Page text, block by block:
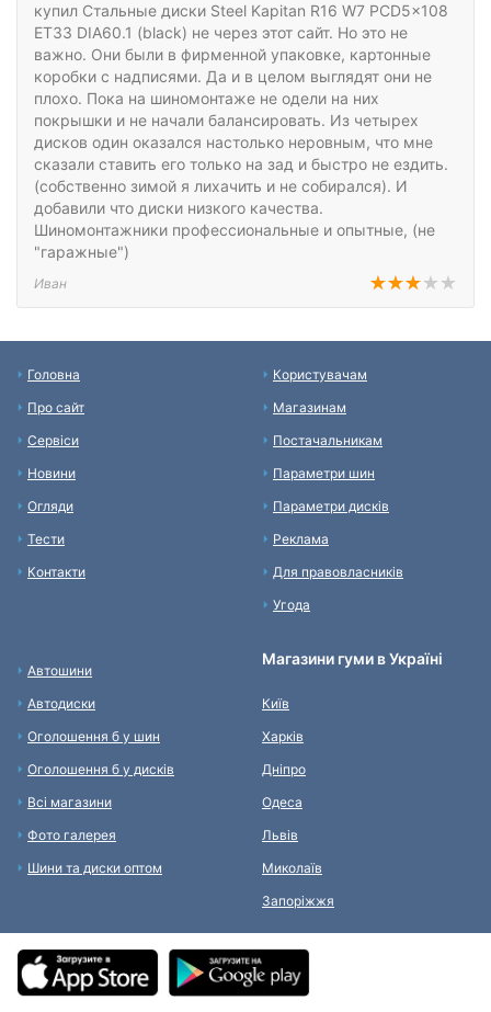
купил Стальные диски Steel Kapitan R16 W7 PCD5x108
ET33 DIA60.1 (black) не через этот сайт. Но это не
важно. Они были в фирменной упаковке, картонные
коробки с надписями. Да и в целом выглядят они не
плохо. Пока на шиномонтаже не одели на них
покрышки и не начали балансировать. Из четырех
дисков один оказался настолько неровным, что мне
сказали ставить его только на зад и быстро не ездить.
(собственно зимой я лихачить и не собирался). И
добавили что диски низкого качества.
Шиномонтажники профессиональные и опытные, (не
"гаражные")
Иван
Головна
Про сайт
Сервіси
Новини
Огляди
Тести
Контакти
Користувачам
Магазинам
Постачальникам
Параметри шин
Параметри дисків
Реклама
Для правовласників
Угода
Автошини
Автодиски
Оголошення б у шин
Оголошення б у дисків
Всі магазини
Фото галерея
Шини та диски оптом
Магазини гуми в Україні
Київ
Харків
Дніпро
Одеса
Львів
Миколаїв
Запоріжжя